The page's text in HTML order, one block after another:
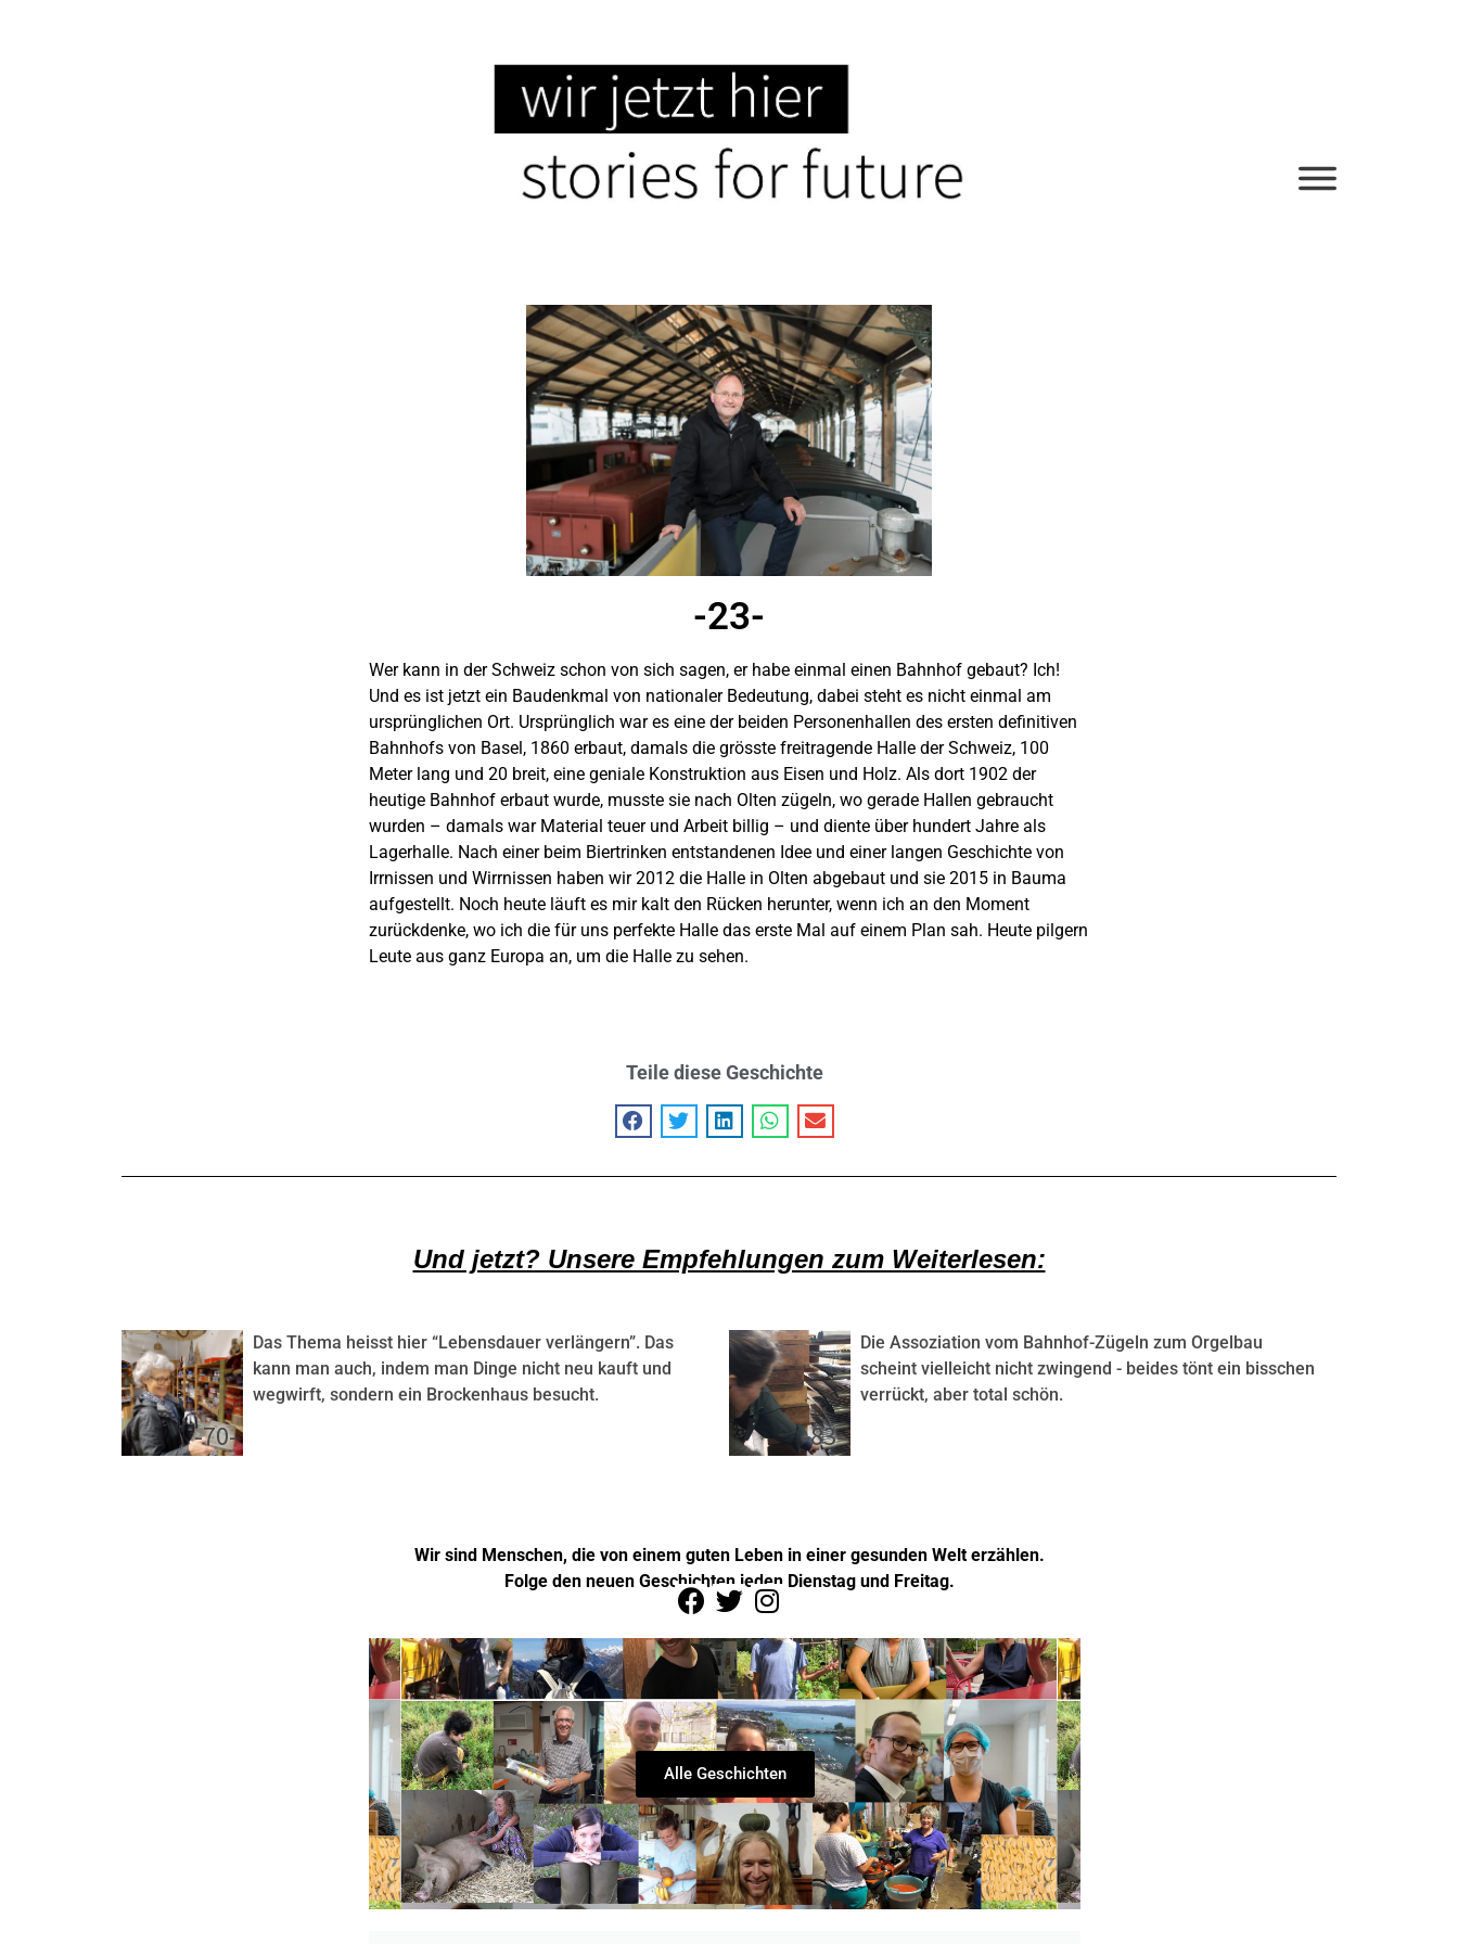
-23-
Wer kann in der Schweiz schon von sich sagen, er habe einmal einen Bahnhof gebaut? Ich!
Und es ist jetzt ein Baudenkmal von nationaler Bedeutung, dabei steht es nicht einmal am
ursprünglichen Ort. Ursprünglich war es eine der beiden Personenhallen des ersten definitiven
Bahnhofs von Basel, 1860 erbaut, damals die grösste freitragende Halle der Schweiz, 100
Meter lang und 20 breit, eine geniale Konstruktion aus Eisen und Holz. Als dort 1902 der
heutige Bahnhof erbaut wurde, musste sie nach Olten zügeln, wo gerade Hallen gebraucht
wurden – damals war Material teuer und Arbeit billig – und diente über hundert Jahre als
Lagerhalle. Nach einer beim Biertrinken entstandenen Idee und einer langen Geschichte von
Irrnissen und Wirrnissen haben wir 2012 die Halle in Olten abgebaut und sie 2015 in Bauma
aufgestellt. Noch heute läuft es mir kalt den Rücken herunter, wenn ich an den Moment
zurückdenke, wo ich die für uns perfekte Halle das erste Mal auf einem Plan sah. Heute pilgern
Leute aus ganz Europa an, um die Halle zu sehen.
Teile diese Geschichte
Und jetzt? Unsere Empfehlungen zum Weiterlesen:
-70-
Das Thema heisst hier “Lebensdauer verlängern”. Das
kann man auch, indem man Dinge nicht neu kauft und
wegwirft, sondern ein Brockenhaus besucht.
-83-
Die Assoziation vom Bahnhof-Zügeln zum Orgelbau
scheint vielleicht nicht zwingend - beides tönt ein bisschen
verrückt, aber total schön.
Wir sind Menschen, die von einem guten Leben in einer gesunden Welt erzählen.
Folge den neuen Geschichten jeden Dienstag und Freitag.
Alle Geschichten